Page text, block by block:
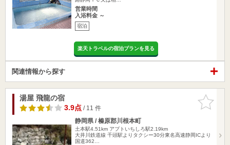
営業時間
入浴料金 ～
宿泊
楽天トラベルの宿泊プランを見る
関連情報から探す
お気に入
りに追加
湯屋 飛龍の宿
3.9点/ 11 件
静岡県 / 榛原郡川根本町
土本駅4.51km アプトいちしろ駅2.19km
大井川鉄道線 千頭駅よりタクシー30分東名高速静岡ICより
国道362…